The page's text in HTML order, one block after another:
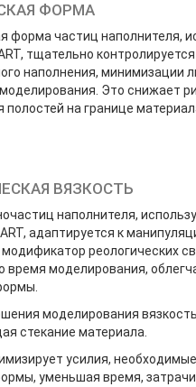
ФОРМА
форма частиц наполнителя,
тщательно
наполнения, минимизации
Это снижает
полостей на границе
ВЯЗКОСТЬ
наполнителя,
адаптируется к
реологических
время моделирования,
моделирования
стекание материала.
усилия,
уменьшая время,